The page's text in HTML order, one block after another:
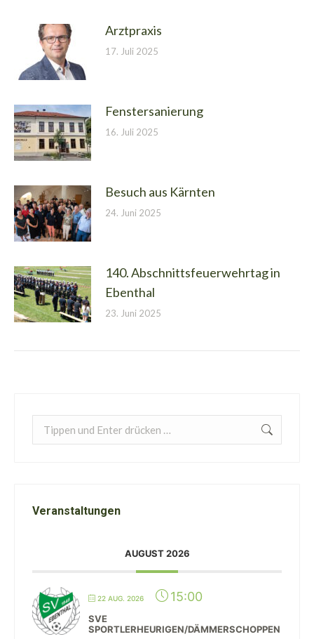
Arztpraxis
17. Juli 2025
Fenstersanierung
16. Juli 2025
Besuch aus Kärnten
24. Juni 2025
140. Abschnittsfeuerwehrtag in
Ebenthal
23. Juni 2025
Search:
Veranstaltungen
AUGUST 2026
22 AUG. 2026 15:00
SVE
SPORTLERHEURIGEN/DÄMMERSCHOPPEN